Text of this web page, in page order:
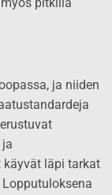
pitkillä
ja niiden
käyvät läpi tarkat